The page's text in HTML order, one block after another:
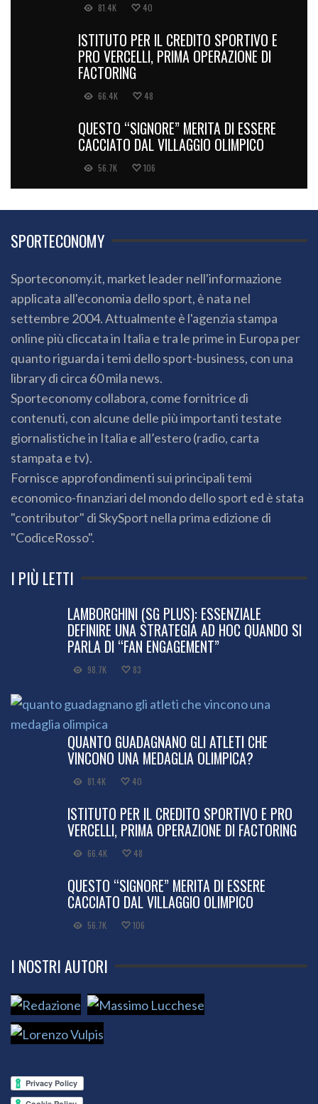
81.4K 40
ISTITUTO PER IL CREDITO SPORTIVO E
PRO VERCELLI, PRIMA OPERAZIONE DI
FACTORING
66.4K 48
QUESTO “SIGNORE” MERITA DI ESSERE
CACCIATO DAL VILLAGGIO OLIMPICO
56.7K 106
SPORTECONOMY
Sporteconomy.it, market leader nell'informazione
applicata all'economia dello sport, è nata nel
settembre 2004. Attualmente è l'agenzia stampa
online più cliccata in Italia e tra le prime in Europa per
quanto riguarda i temi dello sport-business, con una
library di circa 60 mila news.
Sporteconomy collabora, come fornitrice di
contenuti, con alcune delle più importanti testate
giornalistiche in Italia e all’estero (radio, carta
stampata e tv).
Fornisce approfondimenti sui principali temi
economico-finanziari del mondo dello sport ed è stata
"contributor" di SkySport nella prima edizione di
"CodiceRosso".
I PIÙ LETTI
LAMBORGHINI (SG PLUS): ESSENZIALE
DEFINIRE UNA STRATEGIA AD HOC QUANDO SI
PARLA DI “FAN ENGAGEMENT”
98.7K 83
QUANTO GUADAGNANO GLI ATLETI CHE
VINCONO UNA MEDAGLIA OLIMPICA?
81.4K 40
ISTITUTO PER IL CREDITO SPORTIVO E PRO
VERCELLI, PRIMA OPERAZIONE DI FACTORING
66.4K 48
QUESTO “SIGNORE” MERITA DI ESSERE
CACCIATO DAL VILLAGGIO OLIMPICO
56.7K 106
I NOSTRI AUTORI